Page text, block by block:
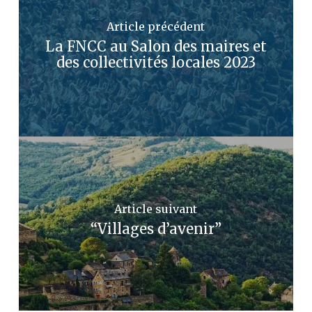
Article précédent
La FNCC au Salon des maires et
des collectivités locales 2023
Article suivant
“Villages d’avenir”